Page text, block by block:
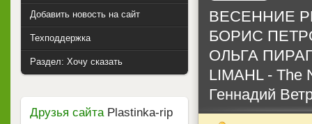
ВЕСЕННИЕ
БОРИС
ОЛЬГА
LIMAHL - The
Геннадий
Добавить новость на сайт
Техподдержка
Раздел: Хочу сказать
Друзья сайтаPlastinka-rip